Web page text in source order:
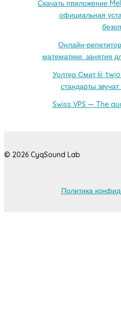
Скачать приложение
официальная
Онлайн-
математике: занятия
Уолтер Смит Iii:
стандарты
Swiss VPS — The
© 2026 CyqSound Lab
Политика